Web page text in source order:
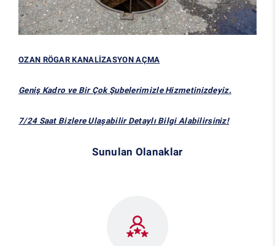
OZAN RÖGAR KANALİZASYON AÇMA
Geniş Kadro ve Bir Çok Şubelerimizle Hizmetinizdeyiz.
7/24 Saat Bizlere Ulaşabilir Detaylı Bilgi Alabilirsiniz!
Sunulan Olanaklar